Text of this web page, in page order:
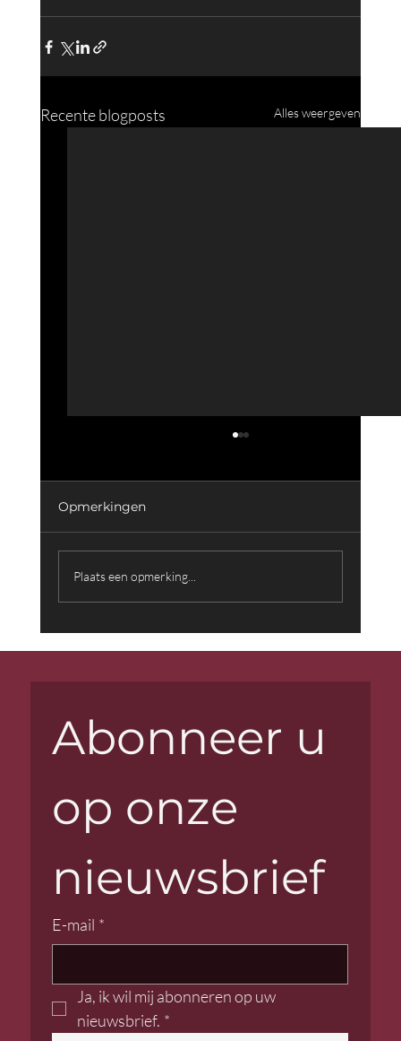
Recente blogposts Alles weergeven
Farid Sheek
Opmerkingen
Plaats een opmerking...
Abonneer u
op onze
nieuwsbrief
E-mail *
Ja, ik wil mij abonneren op uw
nieuwsbrief. *